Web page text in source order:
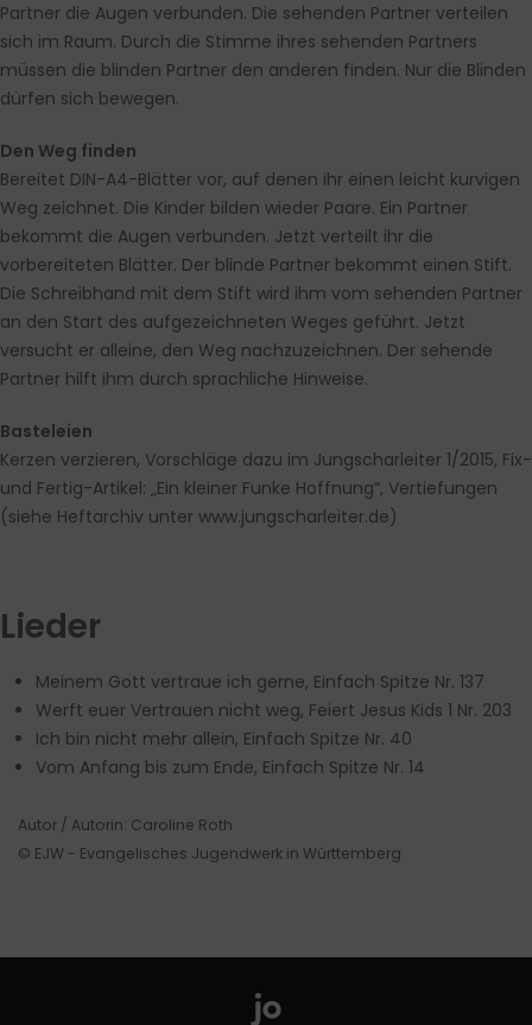
Partner die Augen verbunden. Die sehenden Partner verteilen
sich im Raum. Durch die Stimme ihres sehenden Partners
müssen die blinden Partner den anderen finden. Nur die Blinden
dürfen sich bewegen.
Den Weg finden
Bereitet DIN-A4-Blätter vor, auf denen ihr einen leicht kurvigen
Weg zeichnet. Die Kinder bilden wieder Paare. Ein Partner
bekommt die Augen verbunden. Jetzt verteilt ihr die
vorbereiteten Blätter. Der blinde Partner bekommt einen Stift.
Die Schreibhand mit dem Stift wird ihm vom sehenden Partner
an den Start des aufgezeichneten Weges geführt. Jetzt
versucht er alleine, den Weg nachzuzeichnen. Der sehende
Partner hilft ihm durch sprachliche Hinweise.
Basteleien
Kerzen verzieren, Vorschläge dazu im Jungscharleiter 1/2015, Fix-
und Fertig-Artikel: „Ein kleiner Funke Hoffnung“, Vertiefungen
(siehe Heftarchiv unter www.jungscharleiter.de)
Lieder
Meinem Gott vertraue ich gerne, Einfach Spitze Nr. 137
Werft euer Vertrauen nicht weg, Feiert Jesus Kids 1 Nr. 203
Ich bin nicht mehr allein, Einfach Spitze Nr. 40
Vom Anfang bis zum Ende, Einfach Spitze Nr. 14
Autor / Autorin: Caroline Roth
© EJW - Evangelisches Jugendwerk in Württemberg